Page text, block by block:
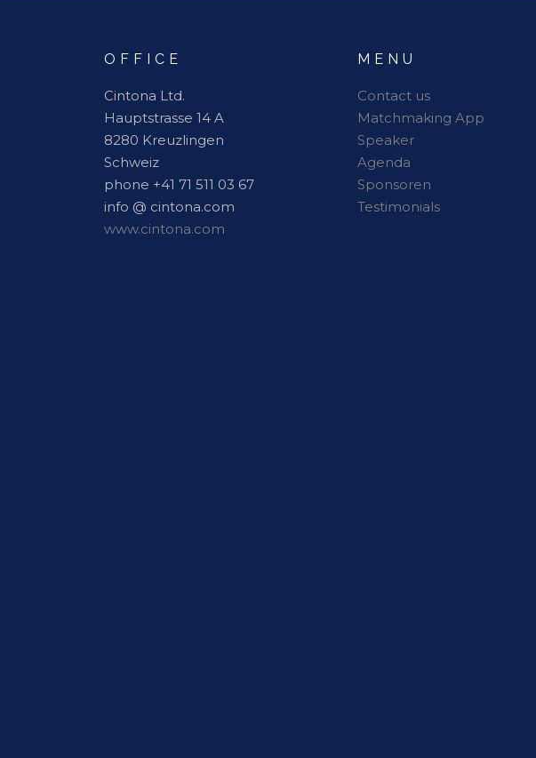
OFFICE
Cintona Ltd.
Hauptstrasse 14 A
8280 Kreuzlingen
Schweiz
phone +41 71 511 03 67
info @ cintona.com
www.cintona.com
MENU
Contact us
Matchmaking App
Speaker
Agenda
Sponsoren
Testimonials